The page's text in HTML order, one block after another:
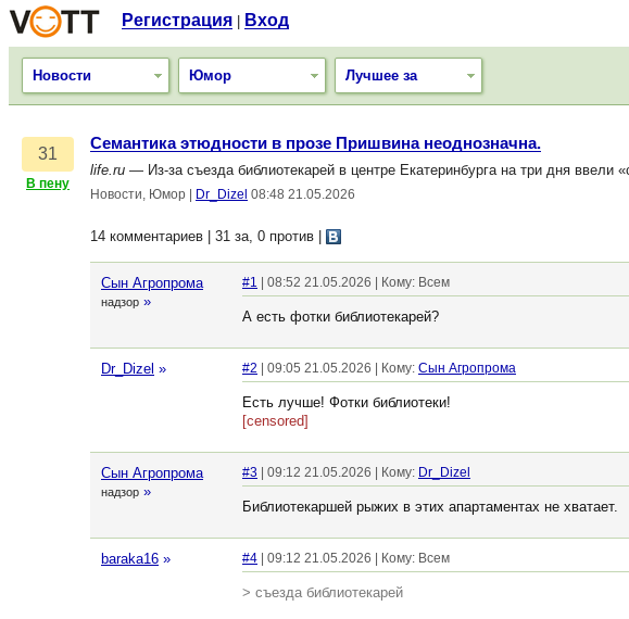
Регистрация Вход
Новости Юмор Лучшее за
31
В пену
Семантика этюдности в прозе Пришвина неоднозначна.
life.ru — Из-за съезда библиотекарей в центре Екатеринбурга на три дня ввели
Новости, Юмор Dr_Dizel 08:48 21.05.2026
14 комментариев | 31 за, 0 против
Сын Агропрома
надзор »
#1 | 08:52 21.05.2026 | Кому: Всем
А есть фотки библиотекарей?
Dr_Dizel » #2 | 09:05 21.05.2026 | Кому: Сын Агропрома
Есть лучше! Фотки библиотеки!
[censored]
Сын Агропрома
надзор »
#3 | 09:12 21.05.2026 | Кому: Dr_Dizel
Библиотекаршей рыжих в этих апартаментах не хватает.
baraka16 » #4 | 09:12 21.05.2026 | Кому: Всем
> съезда библиотекарей